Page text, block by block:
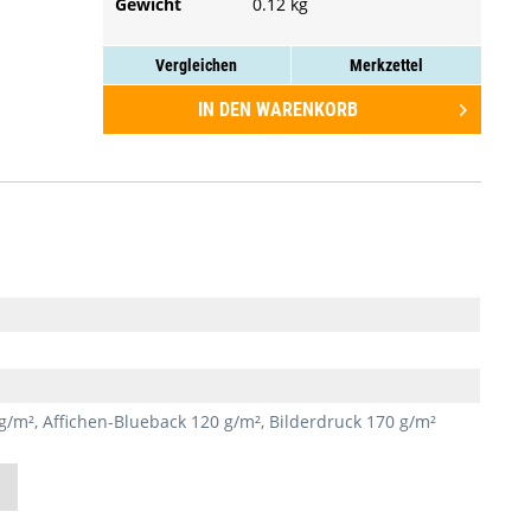
45 Druckplakate
50 Druckplakate
60 Druckplakate
70 Druckplakate
IN DEN WARENKORB
Vergleichen Merkzettel
Affichen-Blueback 120 g/m², Bilderdruck 170 g/m²